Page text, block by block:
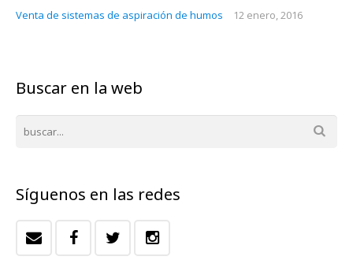
Venta de sistemas de aspiración de humos
12 enero, 2016
Buscar en la web
Síguenos en las redes